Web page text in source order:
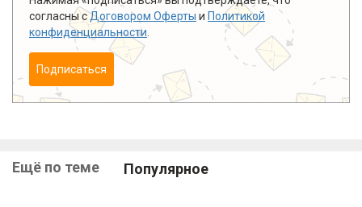
согласны сДоговором Оферты и Политикой
конфиденциальности
Подписаться
Ещё по теме Популярное